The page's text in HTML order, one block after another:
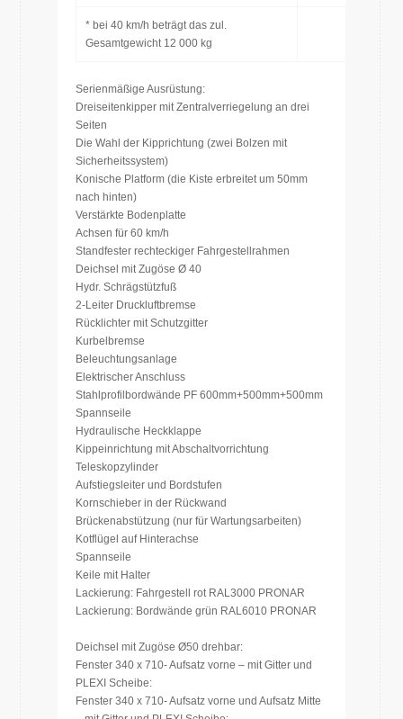
* bei 40 km/h beträgt das zul.
Gesamtgewicht 12 000 kg
Serienmäßige Ausrüstung:
Dreiseitenkipper mit Zentralverriegelung an drei
Seiten
Die Wahl der Kipprichtung (zwei Bolzen mit
Sicherheitssystem)
Konische Platform (die Kiste erbreitet um 50mm
nach hinten)
Verstärkte Bodenplatte
Achsen für 60 km/h
Standfester rechteckiger Fahrgestellrahmen
Deichsel mit Zugöse Ø 40
Hydr. Schrägstützfuß
2-Leiter Druckluftbremse
Rücklichter mit Schutzgitter
Kurbelbremse
Beleuchtungsanlage
Elektrischer Anschluss
Stahlprofilbordwände PF 600mm+500mm+500mm
Spannseile
Hydraulische Heckklappe
Kippeinrichtung mit Abschaltvorrichtung
Teleskopzylinder
Aufstiegsleiter und Bordstufen
Kornschieber in der Rückwand
Brückenabstützung (nur für Wartungsarbeiten)
Kotflügel auf Hinterachse
Spannseile
Keile mit Halter
Lackierung: Fahrgestell rot RAL3000 PRONAR
Lackierung: Bordwände grün RAL6010 PRONAR
Deichsel mit Zugöse Ø50 drehbar:
Fenster 340 x 710- Aufsatz vorne – mit Gitter und
PLEXI Scheibe:
Fenster 340 x 710- Aufsatz vorne und Aufsatz Mitte